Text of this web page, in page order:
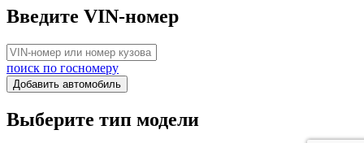
Введите VIN-номер
поиск по госномеру
Добавить автомобиль
Выберите тип модели